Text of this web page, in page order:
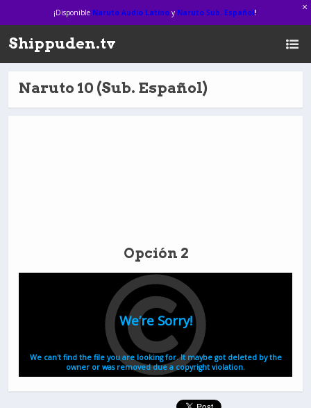
¡Disponible Naruto Audio Latinoy Naruto Sub. Español!
Shippuden.tv
Naruto 10 (Sub. Español)
Opción 2